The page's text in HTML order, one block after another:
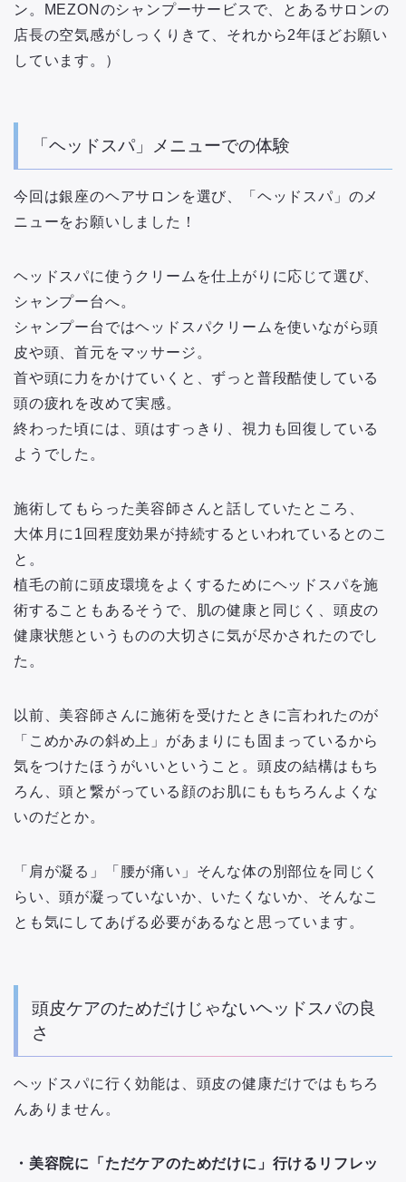
ン。MEZONのシャンプーサービスで、とあるサロンの
店長の空気感がしっくりきて、それから2年ほどお願い
しています。）
「ヘッドスパ」メニューでの体験
今回は銀座のヘアサロンを選び、「ヘッドスパ」のメ
ニューをお願いしました！
ヘッドスパに使うクリームを仕上がりに応じて選び、
シャンプー台へ。
シャンプー台ではヘッドスパクリームを使いながら頭
皮や頭、首元をマッサージ。
首や頭に力をかけていくと、ずっと普段酷使している
頭の疲れを改めて実感。
終わった頃には、頭はすっきり、視力も回復している
ようでした。
施術してもらった美容師さんと話していたところ、
大体月に1回程度効果が持続するといわれているとのこ
と。
植毛の前に頭皮環境をよくするためにヘッドスパを施
術することもあるそうで、肌の健康と同じく、頭皮の
健康状態というものの大切さに気が尽かされたのでし
た。
以前、美容師さんに施術を受けたときに言われたのが
「こめかみの斜め上」があまりにも固まっているから
気をつけたほうがいいということ。頭皮の結構はもち
ろん、頭と繋がっている顔のお肌にももちろんよくな
いのだとか。
「肩が凝る」「腰が痛い」そんな体の別部位を同じく
らい、頭が凝っていないか、いたくないか、そんなこ
とも気にしてあげる必要があるなと思っています。
頭皮ケアのためだけじゃないヘッドスパの良
さ
ヘッドスパに行く効能は、頭皮の健康だけではもちろ
んありません。
・美容院に「ただケアのためだけに」行けるリフレッ